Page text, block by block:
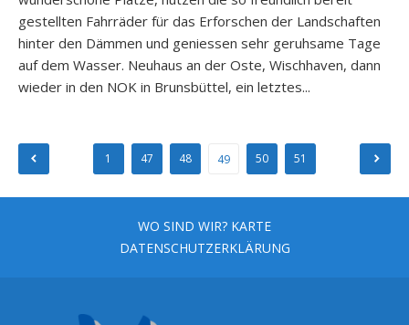
gestellten Fahrräder für das Erforschen der Landschaften
hinter den Dämmen und geniessen sehr geruhsame Tage
auf dem Wasser. Neuhaus an der Oste, Wischhaven, dann
wieder in den NOK in Brunsbüttel, ein letztes...
Seitennummerierung
der
Beiträge
1 47 48 49 50 51
WO SIND WIR? KARTE
DATENSCHUTZERKLÄRUNG